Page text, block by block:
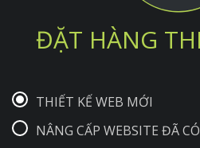
ĐẶT HÀNG
THIẾT KẾ WEB MỚI
NÂNG CẤP WEBSITE ĐÃ CÓ